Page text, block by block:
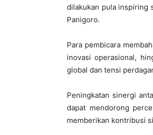
dilakukan pula inspiring
Panigoro.
Para pembicara
inovasi operasional,
global dan tensi
Peningkatan sinergi
dapat mendorong
memberikan kontribusi